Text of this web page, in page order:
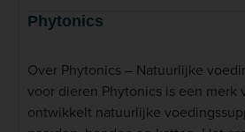
Phytonics
Over Phytonics – Natuurlijke
voor dieren Phytonics is een merk
ontwikkelt natuurlijke